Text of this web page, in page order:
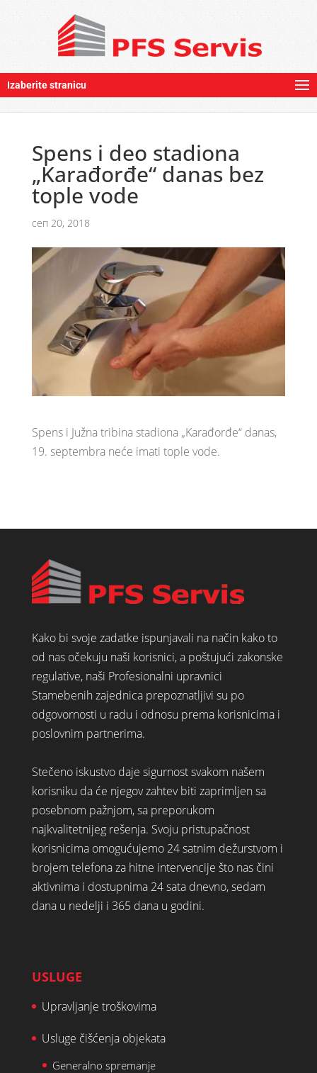
Izaberite stranicu
Spens i deo stadiona
„Karađorđe“ danas bez
tople vode
сеп 20, 2018
Spens i Južna tribina stadiona „Karađorđe“ danas,
19. septembra neće imati tople vode.
Kako bi svoje zadatke ispunjavali na način kako to
od nas očekuju naši korisnici, a poštujući zakonske
regulative, naši Profesionalni upravnici
Stamebenih zajednica prepoznatljivi su po
odgovornosti u radu i odnosu prema korisnicima i
poslovnim partnerima.
Stečeno iskustvo daje sigurnost svakom našem
korisniku da će njegov zahtev biti zaprimljen sa
posebnom pažnjom, sa preporukom
najkvalitetnijeg rešenja. Svoju pristupačnost
korisnicima omogućujemo 24 satnim dežurstvom i
brojem telefona za hitne intervencije što nas čini
aktivnima i dostupnima 24 sata dnevno, sedam
dana u nedelji i 365 dana u godini.
USLUGE
Upravljanje troškovima
Usluge čišćenja objekata
Generalno spremanje